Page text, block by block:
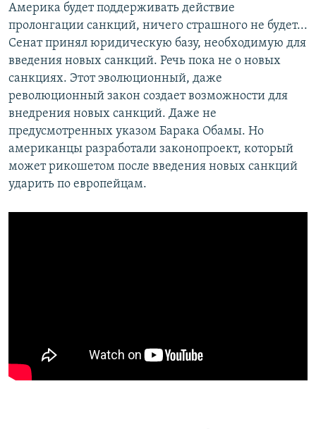
Америка будет поддерживать действие
пролонгации санкций, ничего страшного не будет...
Сенат принял юридическую базу, необходимую для
введения новых санкций. Речь пока не о новых
санкциях. Этот эволюционный, даже
революционный закон создает возможности для
внедрения новых санкций. Даже не
предусмотренных указом Барака Обамы. Но
американцы разработали законопроект, который
может рикошетом после введения новых санкций
ударить по европейцам.